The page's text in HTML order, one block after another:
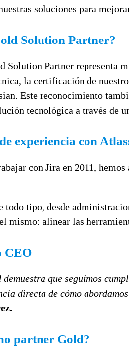
soluciones para
Solution Partner?
Solution Partner representa
la certificación de
Este reconocimiento
tecnológica a través de
experiencia con
con Jira en 2011,
todo tipo, desde
mismo: alinear las
CEO
que seguimos
directa de cómo
partner Gold?